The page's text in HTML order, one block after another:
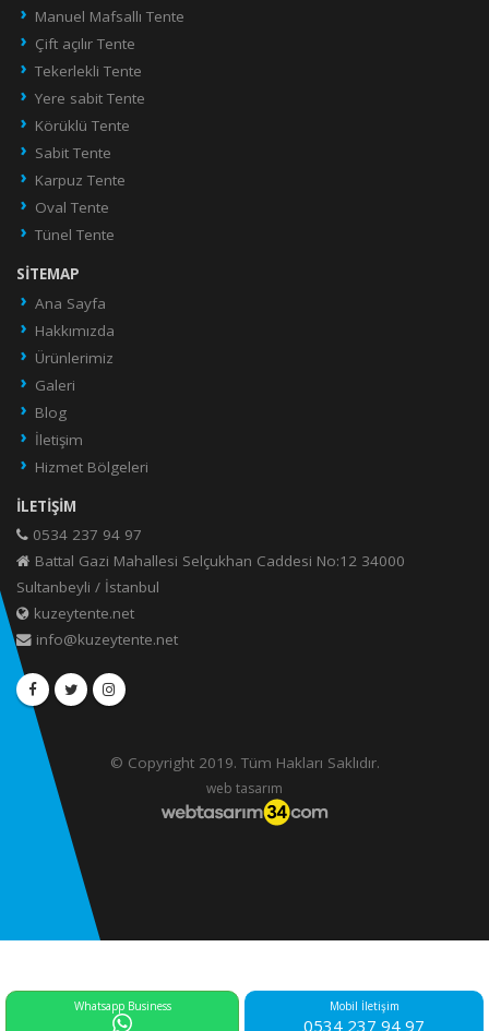
Manuel Mafsallı Tente
Çift açılır Tente
Tekerlekli Tente
Yere sabit Tente
Körüklü Tente
Sabit Tente
Karpuz Tente
Oval Tente
Tünel Tente
SITEMAP
Ana Sayfa
Hakkımızda
Ürünlerimiz
Galeri
Blog
İletişim
Hizmet Bölgeleri
İLETIŞIM
0534 237 94 97
Battal Gazi Mahallesi Selçukhan Caddesi No:12 34000
Sultanbeyli / İstanbul
kuzeytente.net
info@kuzeytente.net
© Copyright 2019. Tüm Hakları Saklıdır.
web tasarım
Whatsapp Business Mobil İletişim
0534 237 94 97